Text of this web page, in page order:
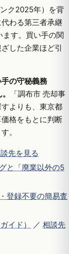
ク2025年）を背
わる第三者承継
ます。買い手の関
した企業ほど引
の守秘義務
「調布市 売却事
よりも、東京都
格をもとに判断
。
先を見る
と「廃業以外の5
登録不要の簡易査
イド）
／ 相談先